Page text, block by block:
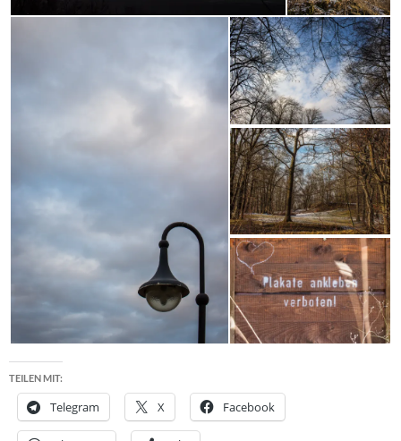
TEILEN MIT:
Telegram X Facebook